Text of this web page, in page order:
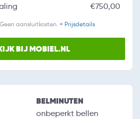
€750,00
aansluitkosten. + Prijsdetails
BIJ MOBIEL.NL
BELMINUTEN
onbeperkt bellen